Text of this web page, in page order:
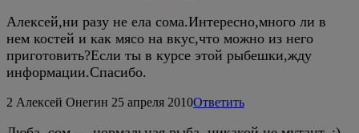
Алексей,ни разу не ела сома.Интересно,много ли в
нем костей и как мясо на вкус,что можно из него
приготовить?Если ты в курсе этой рыбешки,жду
информации.Спасибо.
2 Алексей Онегин 25 апреля 2010Ответить